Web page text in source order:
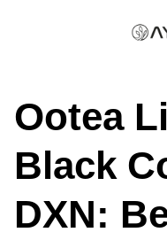
Ootea
Black
DXN: